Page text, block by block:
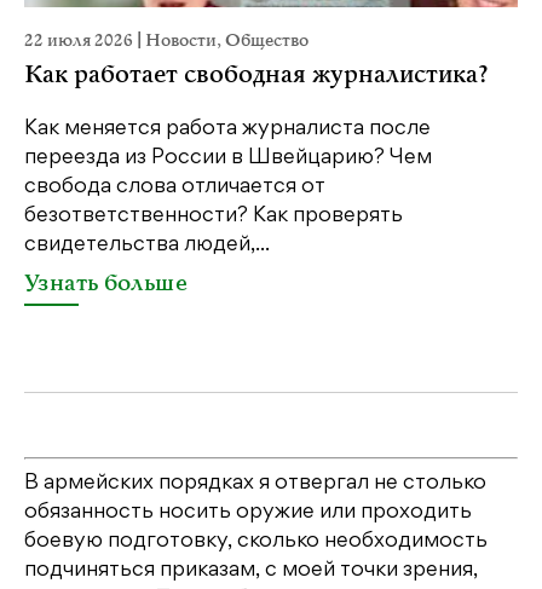
22 июля 2026 Новости,Общество
Как работает свободная журналистика?
Как меняется работа журналиста после
переезда из России в Швейцарию? Чем
свобода слова отличается от
безответственности? Как проверять
свидетельства людей,...
Узнать больше
В армейских порядках я отвергал не столько
обязанность носить оружие или проходить
боевую подготовку, сколько необходимость
подчиняться приказам, с моей точки зрения,